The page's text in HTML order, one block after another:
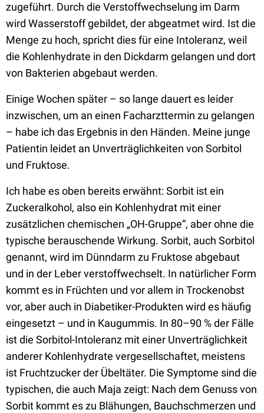
zugeführt. Durch die Verstoffwechselung im Darm
wird Wasserstoff gebildet, der abgeatmet wird. Ist die
Menge zu hoch, spricht dies für eine Intoleranz, weil
die Kohlenhydrate in den Dickdarm gelangen und dort
von Bakterien abgebaut werden.
Einige Wochen später – so lange dauert es leider
inzwischen, um an einen Facharzttermin zu gelangen
– habe ich das Ergebnis in den Händen. Meine junge
Patientin leidet an Unverträglichkeiten von Sorbitol
und Fruktose.
Ich habe es oben bereits erwähnt: Sorbit ist ein
Zuckeralkohol, also ein Kohlenhydrat mit einer
zusätzlichen chemischen „OH-Gruppe“, aber ohne die
typische berauschende Wirkung. Sorbit, auch Sorbitol
genannt, wird im Dünndarm zu Fruktose abgebaut
und in der Leber verstoffwechselt. In natürlicher Form
kommt es in Früchten und vor allem in Trockenobst
vor, aber auch in Diabetiker-Produkten wird es häufig
eingesetzt – und in Kaugummis. In 80–90 % der Fälle
ist die Sorbitol-Intoleranz mit einer Unverträglichkeit
anderer Kohlenhydrate vergesellschaftet, meistens
ist Fruchtzucker der Übeltäter. Die Symptome sind die
typischen, die auch Maja zeigt: Nach dem Genuss von
Sorbit kommt es zu Blähungen, Bauchschmerzen und